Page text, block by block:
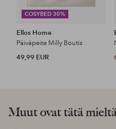
COSYBED 30%
Ellos Home
Päiväpeite Milly Boutis
49,99 EUR
Muut ovat tätä